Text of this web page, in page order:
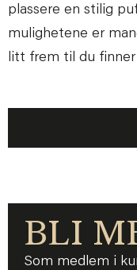
plassere en stilig
mulighetene er
litt frem til du finner
BLI
Som medlem i